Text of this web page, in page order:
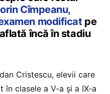
Cîmpeanu,
modificat pe
încă în stadiu
Cristescu, elevii care
clasele a V-a și a IX-a